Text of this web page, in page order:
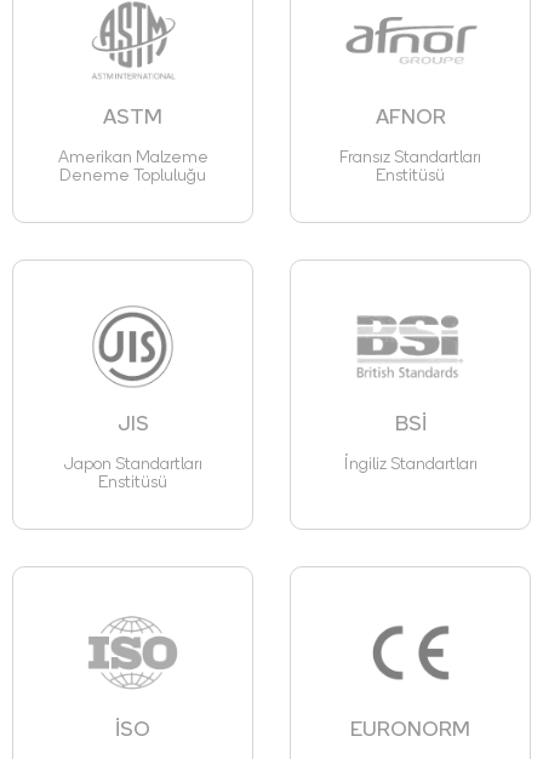
ASTM
Amerikan Malzeme
Deneme Topluluğu
AFNOR
Fransız Standartları
Enstitüsü
JIS
Japon Standartları
Enstitüsü
BSİ
İngiliz Standartları
İSO EURONORM